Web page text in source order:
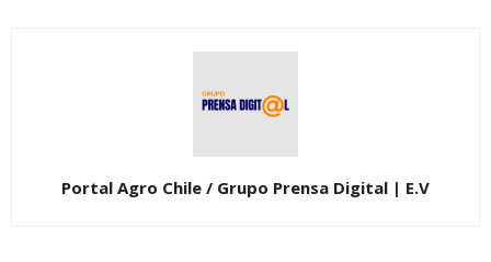
Portal Agro Chile / Grupo Prensa Digital | E.V